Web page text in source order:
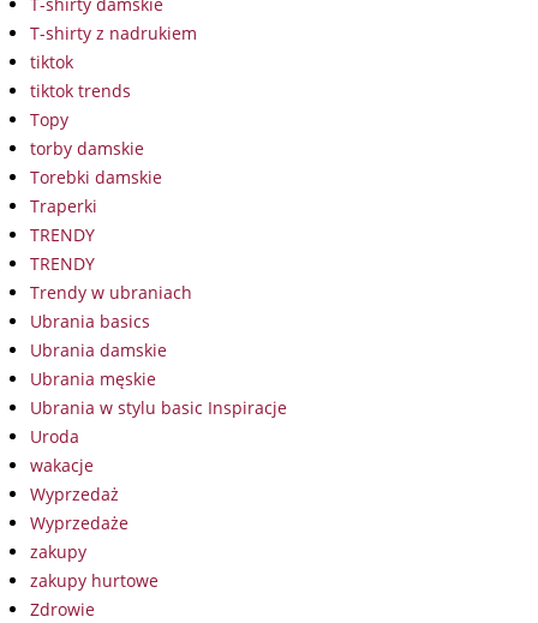
T-shirty z nadrukiem
tiktok
tiktok trends
Topy
torby damskie
Torebki damskie
Traperki
TRENDY
TRENDY
Trendy w ubraniach
Ubrania basics
Ubrania damskie
Ubrania męskie
Ubrania w stylu basic Inspiracje
Uroda
wakacje
Wyprzedaż
Wyprzedaże
zakupy
zakupy hurtowe
Zdrowie